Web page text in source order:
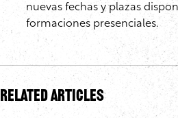
nuevas fechas y plazas
formaciones presenciales.
Related Articles